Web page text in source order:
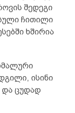
შედეგი
ჩითილი
ხშირია
ისინი
და ცუდად